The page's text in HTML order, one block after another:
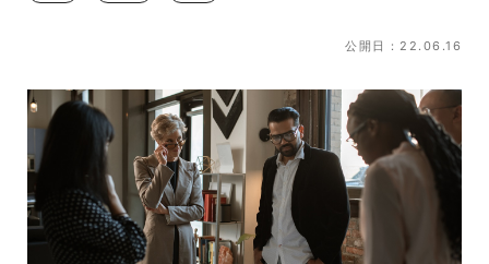
公開日：22.06.16